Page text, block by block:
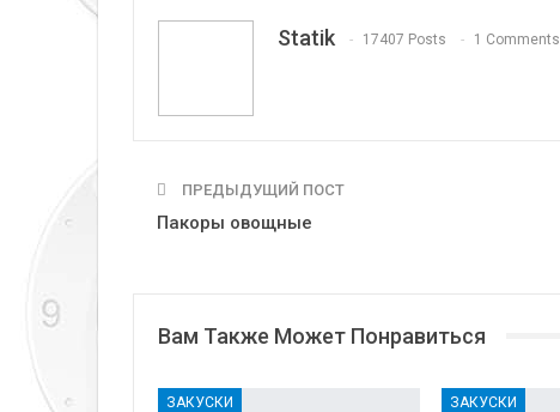
Statik 17407 Posts 1 Comments
ПРЕДЫДУЩИЙ ПОСТ
Пакоры овощные
Вам Также Может Понравиться
ЗАКУСКИ ЗАКУСКИ